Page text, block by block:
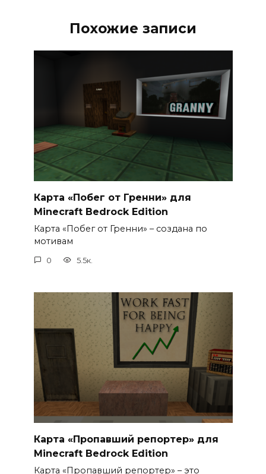
Похожие записи
Карта «Побег от Гренни» для
Minecraft Bedrock Edition
Карта «Побег от Гренни» – создана по
мотивам
0 5.5к.
Карта «Пропавший репортер» для
Minecraft Bedrock Edition
Карта «Пропавший репортер» – это